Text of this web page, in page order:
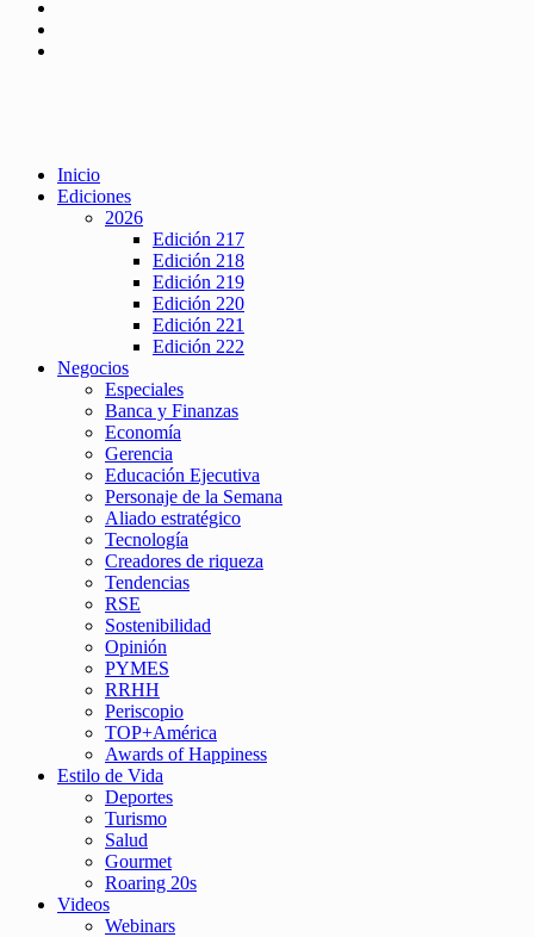
Inicio
Ediciones
2026
Edición 217
Edición 218
Edición 219
Edición 220
Edición 221
Edición 222
Negocios
Especiales
Banca y Finanzas
Economía
Gerencia
Educación Ejecutiva
Personaje de la Semana
Aliado estratégico
Tecnología
Creadores de riqueza
Tendencias
RSE
Sostenibilidad
Opinión
PYMES
RRHH
Periscopio
TOP+América
Awards of Happiness
Estilo de Vida
Deportes
Turismo
Salud
Gourmet
Roaring 20s
Videos
Webinars